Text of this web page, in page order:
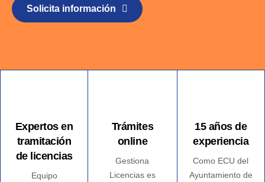
Solicita información
Expertos en
tramitación
de licencias
Equipo
Trámites
online
Gestiona
Licencias es
15 años de
experiencia
Como ECU del
Ayuntamiento de